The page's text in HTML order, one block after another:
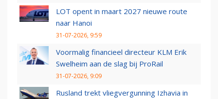
LOT opent in maart 2027 nieuwe route
naar Hanoi
31-07-2026, 9:59
Voormalig financieel directeur KLM Erik
Swelheim aan de slag bij ProRail
31-07-2026, 9:09
Rusland trekt vliegvergunning Izhavia in